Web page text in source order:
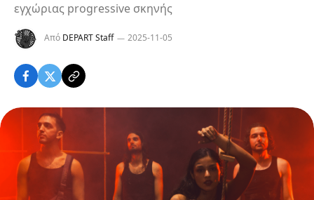
εγχώριας progressive σκηνής
Από DEPART Staff 2025-11-05